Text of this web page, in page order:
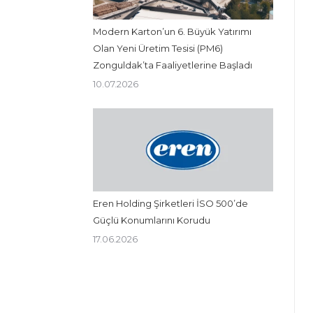
Modern Karton’un 6. Büyük Yatırımı
Olan Yeni Üretim Tesisi (PM6)
Zonguldak’ta Faaliyetlerine Başladı
10.07.2026
Eren Holding Şirketleri İSO 500’de
Güçlü Konumlarını Korudu
17.06.2026